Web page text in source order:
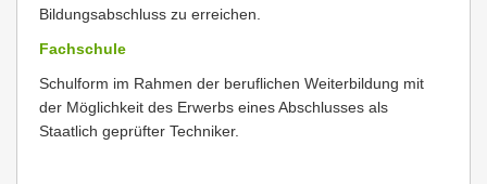
Bildungsabschluss zu erreichen.
Fachschule
Schulform im Rahmen der beruflichen Weiterbildung mit
der Möglichkeit des Erwerbs eines Abschlusses als
Staatlich geprüfter Techniker.